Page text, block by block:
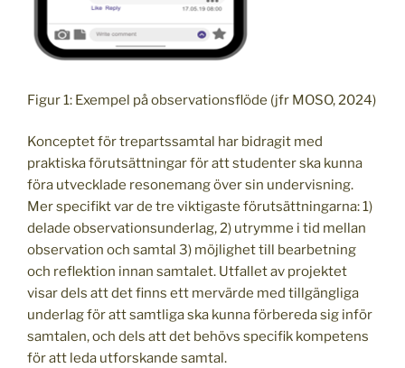
Figur 1: Exempel på observationsflöde (jfr MOSO, 2024)
Konceptet för trepartssamtal har bidragit med
praktiska förutsättningar för att studenter ska kunna
föra utvecklade resonemang över sin undervisning.
Mer specifikt var de tre viktigaste förutsättningarna: 1)
delade observationsunderlag, 2) utrymme i tid mellan
observation och samtal 3) möjlighet till bearbetning
och reflektion innan samtalet. Utfallet av projektet
visar dels att det finns ett mervärde med tillgängliga
underlag för att samtliga ska kunna förbereda sig inför
samtalen, och dels att det behövs specifik kompetens
för att leda utforskande samtal.